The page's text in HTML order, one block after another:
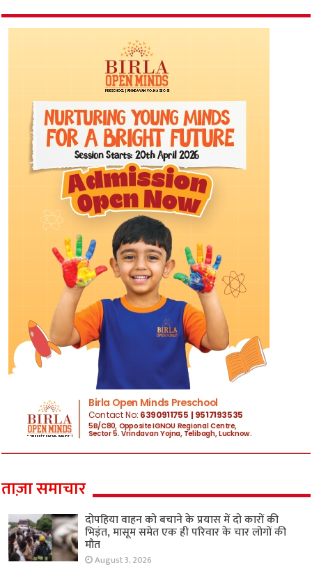
ताज़ा समाचार
दोपहिया वाहन को बचाने के प्रयास में दो कारों की
भिड़ंत, मासूम समेत एक ही परिवार के चार लोगों की
मौत
August 3, 2026